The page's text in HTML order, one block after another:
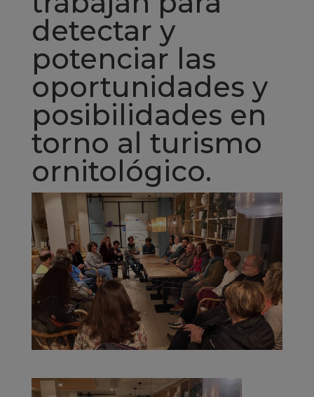
detectar y
potenciar las
oportunidades y
posibilidades en
torno al turismo
ornitológico.